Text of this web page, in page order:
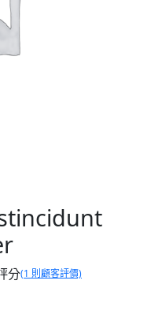
分(1 則顧客評價)